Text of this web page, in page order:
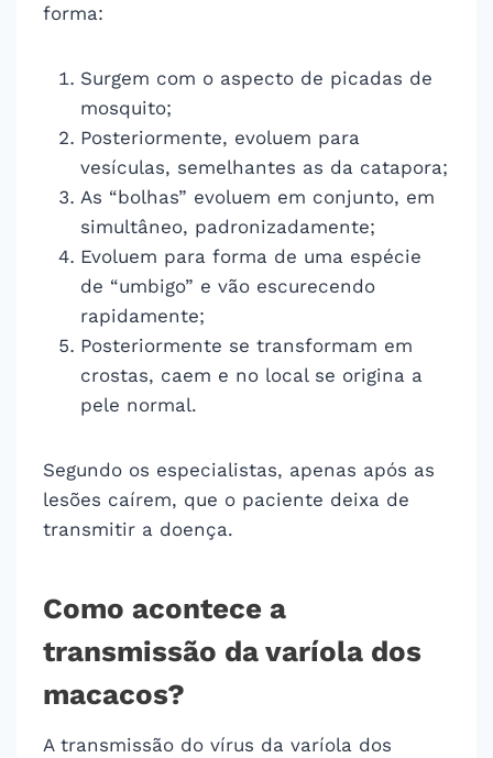
forma:
Surgem com o aspecto de picadas de
mosquito;
Posteriormente, evoluem para
vesículas, semelhantes as da catapora;
As “bolhas” evoluem em conjunto, em
simultâneo, padronizadamente;
Evoluem para forma de uma espécie
de “umbigo” e vão escurecendo
rapidamente;
Posteriormente se transformam em
crostas, caem e no local se origina a
pele normal.
Segundo os especialistas, apenas após as
lesões caírem, que o paciente deixa de
transmitir a doença.
Como acontece a
transmissão da varíola dos
macacos?
A transmissão do vírus da varíola dos